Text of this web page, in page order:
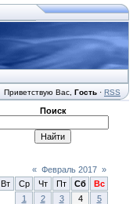
Приветствую Вас Гость · RSS
Поиск
« Февраль 2017 »
Вт Ср Чт Пт Сб
Вс
1
2 3 4
5